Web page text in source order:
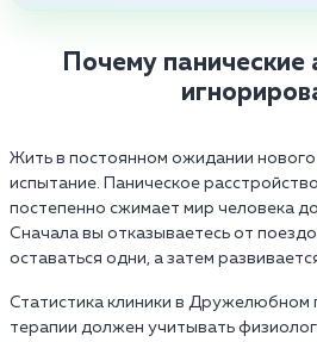
Почему панические
Жить в постоянном ожидании
испытание. Паническое
постепенно сжимает мир человека
Сначала вы отказываетесь от
оставаться одни, а затем
Статистика клиники в Дружелюбном
терапии должен учитывать